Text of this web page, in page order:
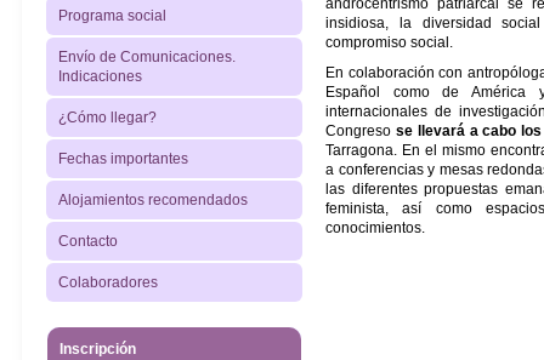
Programa social
Envío de Comunicaciones.
Indicaciones
¿Cómo llegar?
Fechas importantes
Alojamientos recomendados
Contacto
Colaboradores
Inscripción
androcentrismo patriarcal se
insidiosa, la diversidad
compromiso social.
En colaboración con
Español como de América
internacionales de
Congreso se llevará a cabo
Tarragona. En el mismo
a conferencias y mesas
las diferentes propuestas
feminista, así como
conocimientos.